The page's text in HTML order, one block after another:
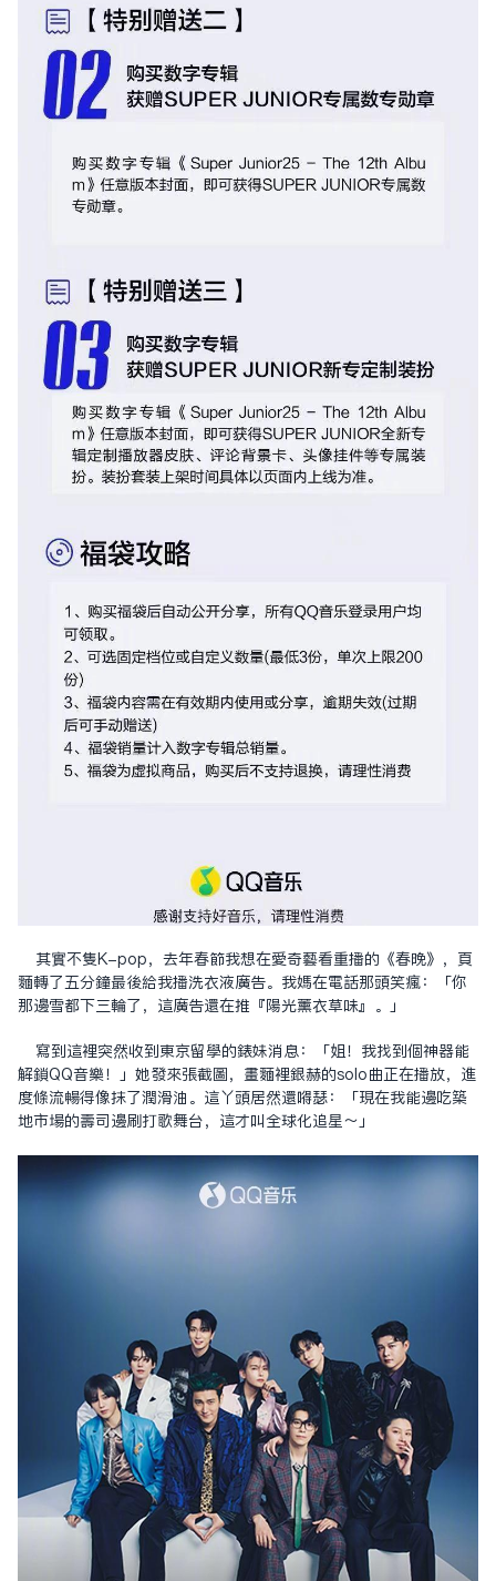
其實不只K-pop，去年春節我想在愛奇藝看重播的《春晚》，頁
面轉了五分鐘最後給我播洗衣液廣告。我媽在電話那頭笑瘋：「你
那邊雪都下三輪了，這廣告還在推『陽光薰衣草味』。」
寫到這裡突然收到東京留學的表妹消息：「姐！我找到個神器能
解鎖QQ音樂！」她發來張截圖，畫面裡銀赫的solo曲正在播放，進
度條流暢得像抹了潤滑油。這丫頭居然還嘚瑟：「現在我能邊吃築
地市場的壽司邊刷打歌舞台，這才叫全球化追星～」